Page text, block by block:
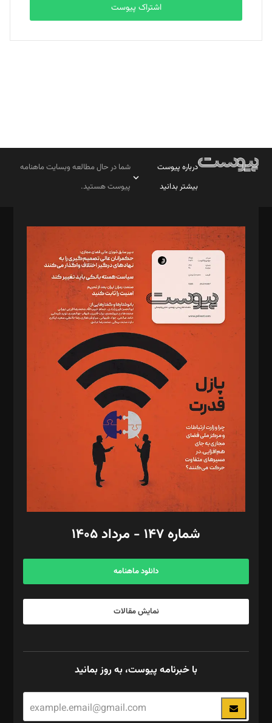
بابک نقاش
تحریریه
اشتراک پیوست
درباره پیوست
بیشتر بدانید
شما در حال مطالعه وبسایت ماهنامه
پیوست هستید.
مدیر مسئول: محمدباقر اثنی‌عشری
سردبیر: مهرک محمودی
دبیر تحریریه: میثم قاسمی
د‌بیر ناداستان: سمانه سمیع
د‌بیر خدمت و تجارت: ابوالفضل رجبی
د‌بیر حقوق فناوری: حسام‌الدین ایپکچی
د‌بیر پیوست جهان: مینا پاکدل
د‌بیر تحریریه آنلاین: بابک نقاش
تحریریه‌: مجتبی محمود‌ی، آرش برهمند، یسنا امان‌پور، سروش کرمیان،
مصطفی مسجدی آرانی، ابوالفضل رجبی، زهرا فکرانه، فائزه فتحی
رستمی،مصطفی باستان
ویرایش: نگار استاد‌‌آقا
طراح یونیفرم: مجید توکلی
فیلمبرداری و عکاسی: امیر شفیعی، مانی لطفی زاده
گرافیک و صفحه‌آرایی: سید‌سبحان‌علی ثابت
مد‌یر توسعه تجاری: کامبیز برید‌
امور مالی: شاپور رهبری، محمد‌ کاظمی‌نیا
آگهی و مشترکین: ۰۹۱۹۹۹۹۰۴۵۴
شماره ۱۴۷ - مرداد ۱۴۰۵
دانلود ماهنامه
نمایش مقالات
با خبرنامه پیوست، به روز بمانید